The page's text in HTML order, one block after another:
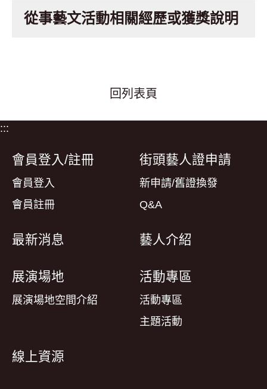
從事藝文活動相關經歷或獲獎說明
回列表頁
:::
會員登入/註冊
會員登入
會員註冊
街頭藝人證申請
新申請/舊證換發
Q&A
最新消息 藝人介紹
展演場地
展演場地空間介紹
活動專區
活動專區
主題活動
線上資源